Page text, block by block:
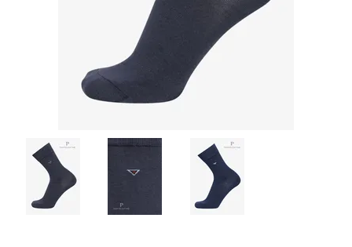
Предпросмотр
фотографий